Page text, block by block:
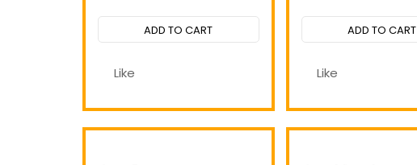
of
5
ADD TO CART
Like
of
5
ADD TO CART
Like